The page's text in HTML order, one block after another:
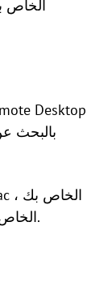
بالبحث
ويمكنك التحكم فيه من هاتف iPhone الخاص بك.